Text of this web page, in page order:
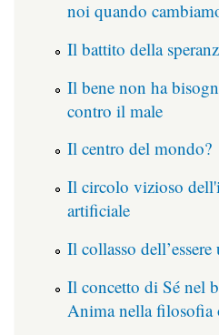
noi quando
Il battito della
Il bene non ha
contro il male
Il centro del mondo?
Il circolo vizioso
artificiale
Il collasso dell’essere
Il concetto di Sé nel
Anima nella filosofia